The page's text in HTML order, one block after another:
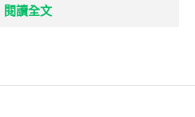
閱讀全文